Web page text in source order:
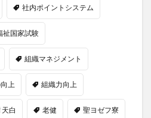
社内ポイントシステム
祉国家試験
組織マネジメント
上 組織力向上
白 老健 聖ヨゼフ寮